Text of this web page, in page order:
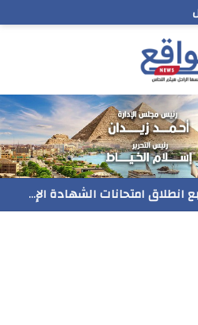
مدير تعليم البحر الاحمر يتابع انطلاق امتحانات الشهادة الإعدادية ويؤكد: الانضباط